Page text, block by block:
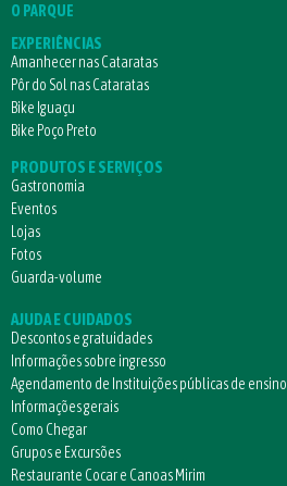
O PARQUE
EXPERIÊNCIAS
Amanhecer nas Cataratas
Pôr do Sol nas Cataratas
Bike Iguaçu
Bike Poço Preto
PRODUTOS E SERVIÇOS
Gastronomia
Eventos
Lojas
Fotos
Guarda-volume
AJUDA E CUIDADOS
Descontos e gratuidades
Informações sobre ingresso
Agendamento de Instituições públicas de ensino
Informações gerais
Como Chegar
Grupos e Excursões
Restaurante Cocar e Canoas Mirim